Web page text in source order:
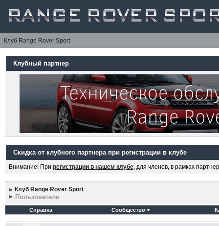
Клуб Range Rover Sport
Клубный партнер
Скидка от клубного партнера при регистрации в клубе
Внимание! При регистрации в нашем клубе, для членов, в рамках
Клуб Range Rover Sport
Пользователи
Справка Сообщество